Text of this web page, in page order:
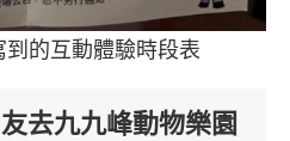
的互動體驗時段表
去九九峰動物樂園